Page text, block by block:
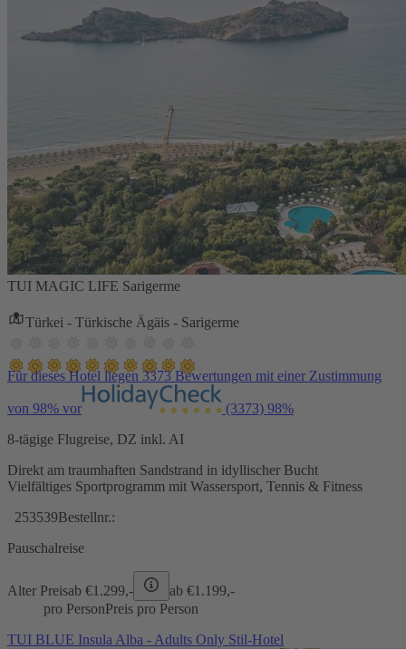
TUI MAGIC LIFE Sarigerme
Türkei - Türkische Ägäis - Sarigerme
Für dieses Hotel liegen 3373 Bewertungen mit einer Zustimmung
von 98% vor (3373) 98%
8-tägige Flugreise, DZ inkl. AI
Direkt am traumhaften Sandstrand in idyllischer Bucht
Vielfältiges Sportprogramm mit Wassersport, Tennis & Fitness
253539Bestellnr.:
Pauschalreise
Alter Preisab €1.299,- ab €1.199,-
pro PersonPreis pro Person
TUI BLUE Insula Alba - Adults Only Stil-Hotel